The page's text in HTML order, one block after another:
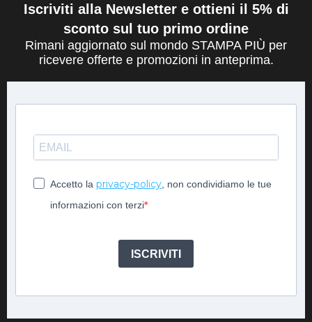
Iscriviti alla Newsletter e ottieni il 5% di
sconto sul tuo primo ordine
Rimani aggiornato sul mondo STAMPA PIÙ per
ricevere offerte e promozioni in anteprima.
Accetto la privacy-policy, non condividiamo le tue
informazioni con terzi
ISCRIVITI